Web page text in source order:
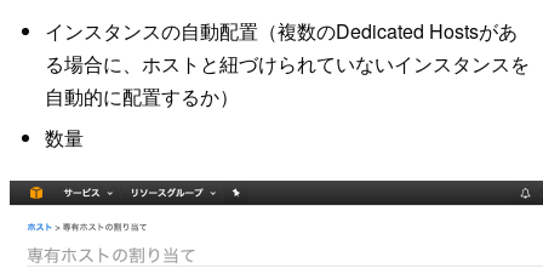
インスタンスの自動配置（複数のDedicated Hostsがあ
る場合に、ホストと紐づけられていないインスタンスを
自動的に配置するか）
数量